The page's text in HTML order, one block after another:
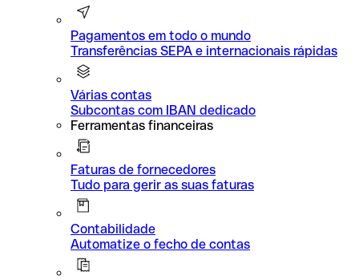
Pagamentos em todo o mundo
Transferências SEPA e internacionais rápidas
Várias contas
Subcontas com IBAN dedicado
Ferramentas financeiras
Faturas de fornecedores
Tudo para gerir as suas faturas
Contabilidade
Automatize o fecho de contas